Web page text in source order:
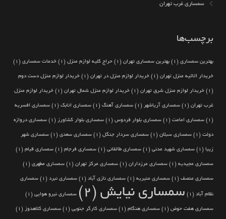
سمساری غرب تهران
برچسب‌ها
بهترین سمساری (1) بهترین سمساری تهران (1) حراج کلیه لوازم منزل (1) خدمات سمساری (1)
خریدار اثاثیه منزل تهران (1) خریدار لوازم منزل در تهران (1) خریدار لوازم منزل دست دوم
(1) خریدار لوازم منزل شرق تهران (1) خریدار لوازم منزل شمال تهران (1) خریدار لوازم منزل
غرب تهران (1) سمساری آریاشهر (1) سمساری آهنگ (1) سمساری اتابک (1) سمساری افسریه
(1) سمساری امامت (1) سمساری بلوار فردوس (1) سمساری بلوار کشاورز (1) سمساری دروازه
دولت (1) سمساری سبلان (1) سمساری سردار جنگل (1) سمساری سعدی (1) سمساری شهر
زیبا (1) سمساری شهید مدنی (1) سمساری طالقانی (1) سمساری فرجام (1) سمساری قیام (1)
سمساری مجیدیه (1) سمساری مرزداران (1) سمساری مرکز تهران (1) سمساری مطهری (1)
سمساری منصف (1) سمساری منیریه (1) سمساری نازی آباد (1) سمساری نبرد (1) سمساری
نظام آباد (1) سمساری نیایش (2) سمساری نیرو هوایی (1)
سمساری هفت حوض (1) سمساری هنگام (1) سمساری کارگر جنوبی (1) سمساری کلاهدوز (1)